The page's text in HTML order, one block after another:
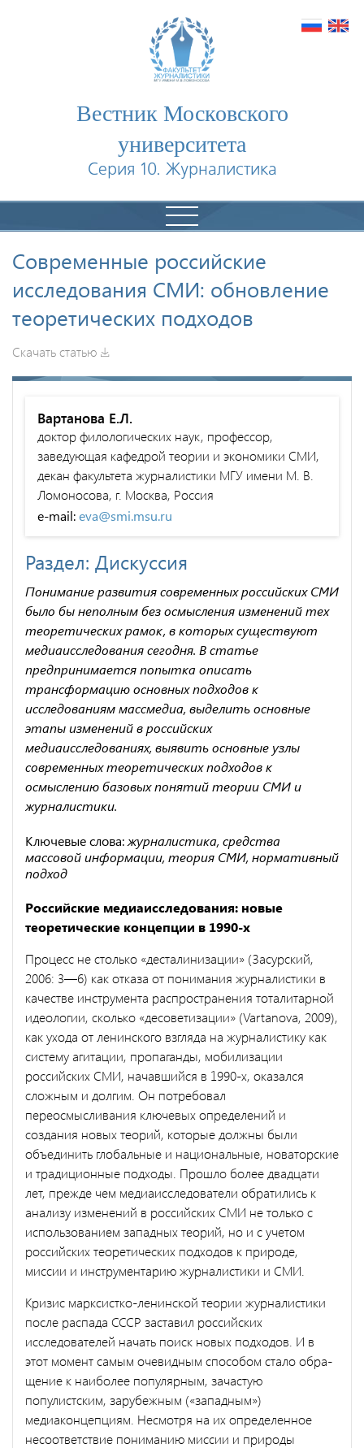
Вестник Московского
университета
Серия 10. Журналистика
Современные российские
исследования СМИ: обновление
теоретических подходов
Скачать статью
Вартанова Е.Л.
доктор филологических наук, профессор,
заведующая кафедрой теории и экономики СМИ,
декан факультета журналистики МГУ имени М. В.
Ломоносова, г. Москва, Россия
e-mail:eva@smi.msu.ru
Раздел: Дискуссия
Понимание развития современных российских СМИ
было бы неполным без осмысления изменений тех
теоретических рамок, в которых существуют
медиаисследования сегодня. В статье
предпринимается попытка описать
трансформацию основных подходов к
исследованиям массмедиа, выделить основные
этапы изменений в российских
медиаисследованиях, выявить основные узлы
современных теоретических подходов к
осмыслению базовых понятий теории СМИ и
журналистики.
Ключевые слова:журналистика, средства
массовой информации, теория СМИ, нормативный
подход
Российские медиаисследования: новые
теоретические концепции в 1990-х
Процесс не столько «десталинизации» (Засурский,
2006: 3—6) как отказа от понимания журналистики в
качестве инструмента рас­пространения тоталитарной
идеологии, сколько «десоветизации» (Vartanova, 2009),
как ухода от ленинского взгляда на журналистику как
систему агитации, пропаганды, мобилизации
российских СМИ, начавшийся в 1990-х, оказался
сложным и долгим. Он потребовал
переосмысливания ключевых определений и
создания новых теорий, которые должны были
объединить глобальные и национальные, но­ваторские
и традиционные подходы. Прошло более двадцати
лет, прежде чем медиаисследователи обратились к
анализу изменений в российских СМИ не только с
использованием западных теорий, но и с учетом
российских теоретических подходов к природе,
миссии и инструментарию журналистики и СМИ.
Кризис марксистко-ленинской теории журналистики
после рас­пада СССР заставил российских
исследователей начать поиск новых подходов. И в
этот момент самым очевидным способом стало обра­
щение к наиболее популярным, зачастую
популистским, зарубежным («западным»)
медиаконцепциям. Несмотря на их определенное
несо­ответствие пониманию миссии и природы